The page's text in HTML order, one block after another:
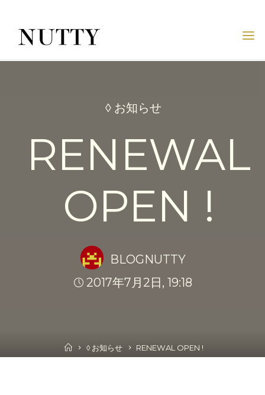
content
NUTTY
NUTTY
◊ お知らせ
RENEWAL
OPEN !
BLOGNUTTY
2017年7月2日, 19:18
Home
◊ お知らせ RENEWAL OPEN !